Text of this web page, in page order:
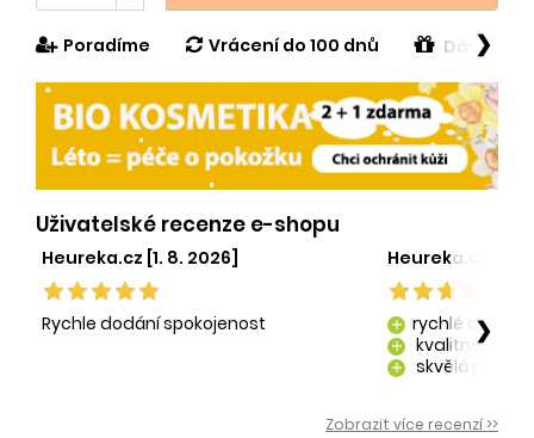
Poradíme Vrácení do 100 dnů Dárek v
❯
Uživatelské recenze e-shopu
Heureka.cz [1. 8. 2026]
Rychle dodání spokojenost
Heureka.cz [29.
add rychlé dodání
add kvalitně
add skvělá péče o
❯
Zobrazit více recenzí >>